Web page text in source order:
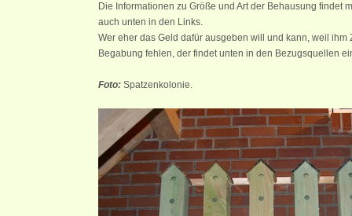
Die Informationen zu Größe und Art der Behausung findet
auch unten in den Links.
Wer eher das Geld dafür ausgeben will und kann, weil ihm
Begabung fehlen, der findet unten in den Bezugsquellen
Foto: Spatzenkolonie.